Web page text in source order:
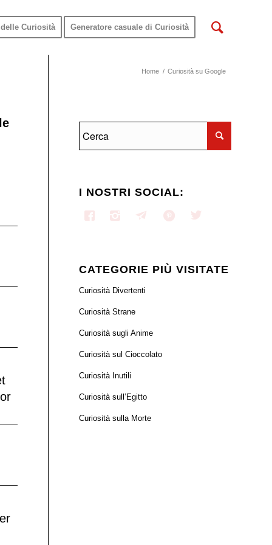
Curiosità Generatore casuale di Curiosità
Home / Curiosità su Google
I NOSTRI SOCIAL:
CATEGORIE PIÙ VISITATE
Curiosità Divertenti
Curiosità Strane
Curiosità sugli Anime
Curiosità sul Cioccolato
Curiosità Inutili
Curiosità sull’Egitto
Curiosità sulla Morte